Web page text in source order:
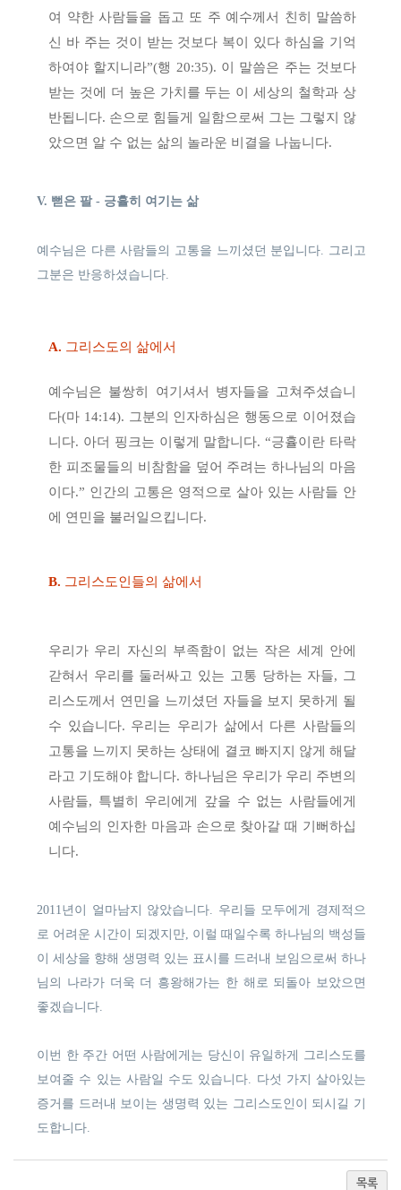
여 약한 사람들을 돕고 또 주 예수께서 친히 말씀하
신 바 주는 것이 받는 것보다 복이 있다 하심을 기억
하여야 할지니라”(행 20:35). 이 말씀은 주는 것보다
받는 것에 더 높은 가치를 두는 이 세상의 철학과 상
반됩니다. 손으로 힘들게 일함으로써 그는 그렇지 않
았으면 알 수 없는 삶의 놀라운 비결을 나눕니다.
V. 뻗은 팔 - 긍휼히 여기는 삶
예수님은 다른 사람들의 고통을 느끼셨던 분입니다. 그리고
그분은 반응하셨습니다.
A. 그리스도의 삶에서
예수님은 불쌍히 여기셔서 병자들을 고쳐주셨습니
다(마 14:14). 그분의 인자하심은 행동으로 이어졌습
니다. 아더 핑크는 이렇게 말합니다. “긍휼이란 타락
한 피조물들의 비참함을 덮어 주려는 하나님의 마음
이다.” 인간의 고통은 영적으로 살아 있는 사람들 안
에 연민을 불러일으킵니다.
B. 그리스도인들의 삶에서
우리가 우리 자신의 부족함이 없는 작은 세계 안에
갇혀서 우리를 둘러싸고 있는 고통 당하는 자들, 그
리스도께서 연민을 느끼셨던 자들을 보지 못하게 될
수 있습니다. 우리는 우리가 삶에서 다른 사람들의
고통을 느끼지 못하는 상태에 결코 빠지지 않게 해달
라고 기도해야 합니다. 하나님은 우리가 우리 주변의
사람들, 특별히 우리에게 갚을 수 없는 사람들에게
예수님의 인자한 마음과 손으로 찾아갈 때 기뻐하십
니다.
2011년이 얼마남지 않았습니다. 우리들 모두에게 경제적으
로 어려운 시간이 되겠지만, 이럴 때일수록 하나님의 백성들
이 세상을 향해 생명력 있는 표시를 드러내 보임으로써 하나
님의 나라가 더욱 더 흥왕해가는 한 해로 되돌아 보았으면
좋겠습니다.
이번 한 주간 어떤 사람에게는 당신이 유일하게 그리스도를
보여줄 수 있는 사람일 수도 있습니다. 다섯 가지 살아있는
증거를 드러내 보이는 생명력 있는 그리스도인이 되시길 기
도합니다.
목록